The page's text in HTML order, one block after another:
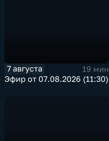
7 августа
19 мин
Эфир от 07.08.2026 (11:30)